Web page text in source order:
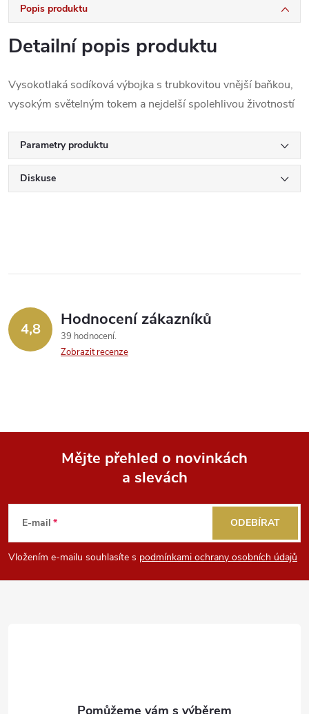
Popis produktu
Detailní popis produktu
Vysokotlaká sodíková výbojka s trubkovitou vnější baňkou,
vysokým světelným tokem a nejdelší spolehlivou životností
Parametry produktu
Diskuse
4,8 Hodnocení zákazníků
39 hodnocení
Zobrazit recenze
p
a
Mějte přehled o novinkách
a slevách
E-mail
Vložením e-mailu souhlasíte s podmínkami ochrany osobních údajů
ODEBÍRAT